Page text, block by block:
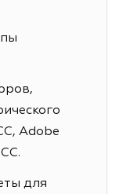
Adobe
для